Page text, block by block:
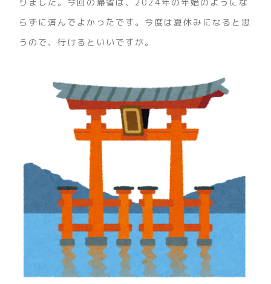
らずに済んでよかったです。今度は夏休みになると思
うので、行けるといいですが。